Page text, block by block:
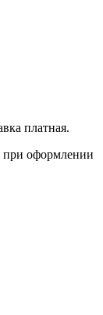
платная.
при оформлении